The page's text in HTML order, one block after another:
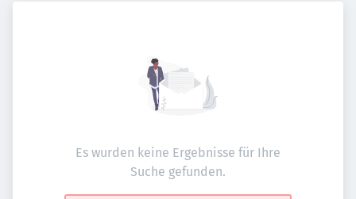
Es wurden keine Ergebnisse für Ihre
Suche gefunden.